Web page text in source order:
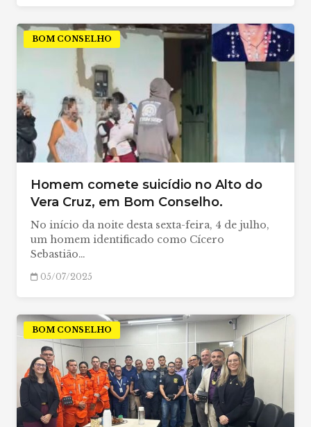
BOM CONSELHO
Homem comete suicídio no Alto do
Vera Cruz, em Bom Conselho.
No início da noite desta sexta-feira, 4 de julho,
um homem identificado como Cícero
Sebastião…
05/07/2025
BOM CONSELHO